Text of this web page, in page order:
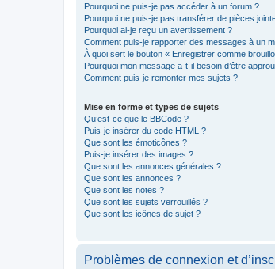
Pourquoi ne puis-je pas accéder à un forum ?
Pourquoi ne puis-je pas transférer de pièces
Pourquoi ai-je reçu un avertissement ?
Comment puis-je rapporter des messages à un
À quoi sert le bouton « Enregistrer comme
Pourquoi mon message a-t-il besoin d’être
Comment puis-je remonter mes sujets ?
Mise en forme et types de sujets
Qu’est-ce que le BBCode ?
Puis-je insérer du code HTML ?
Que sont les émoticônes ?
Puis-je insérer des images ?
Que sont les annonces générales ?
Que sont les annonces ?
Que sont les notes ?
Que sont les sujets verrouillés ?
Que sont les icônes de sujet ?
Problèmes de connexion et